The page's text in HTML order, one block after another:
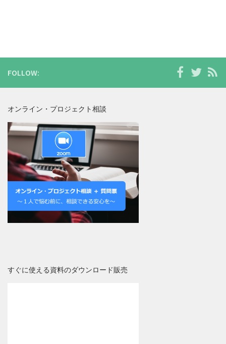
FOLLOW:
オンライン・プロジェクト相談
すぐに使える資料のダウンロード販売